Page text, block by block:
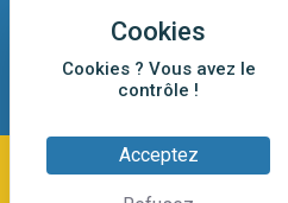
Cookies ? Vous avez le
contrôle !
Acceptez